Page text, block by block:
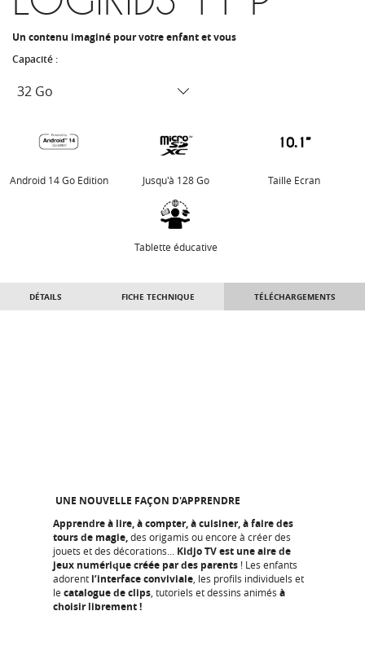
Un contenu imaginé pour votre enfant et vous
Capacité :
Android 14 Go Edition Jusqu'à 128 Go Taille Ecran
Tablette éducative
DÉTAILS FICHE TECHNIQUE TÉLÉCHARGEMENTS
UNE NOUVELLE FAÇON D'APPRENDRE
Apprendre à lire, à compter, à cuisiner, à faire des
tours de magie,des origamis ou encore à créer des
jouets et des décorations... Kidjo TV est une aire de
jeux numérique créée par des parents ! Les enfants
adorent l’interface conviviale , les profils individuels et
le catalogue de clips , tutoriels et dessins animés à
choisir librement !